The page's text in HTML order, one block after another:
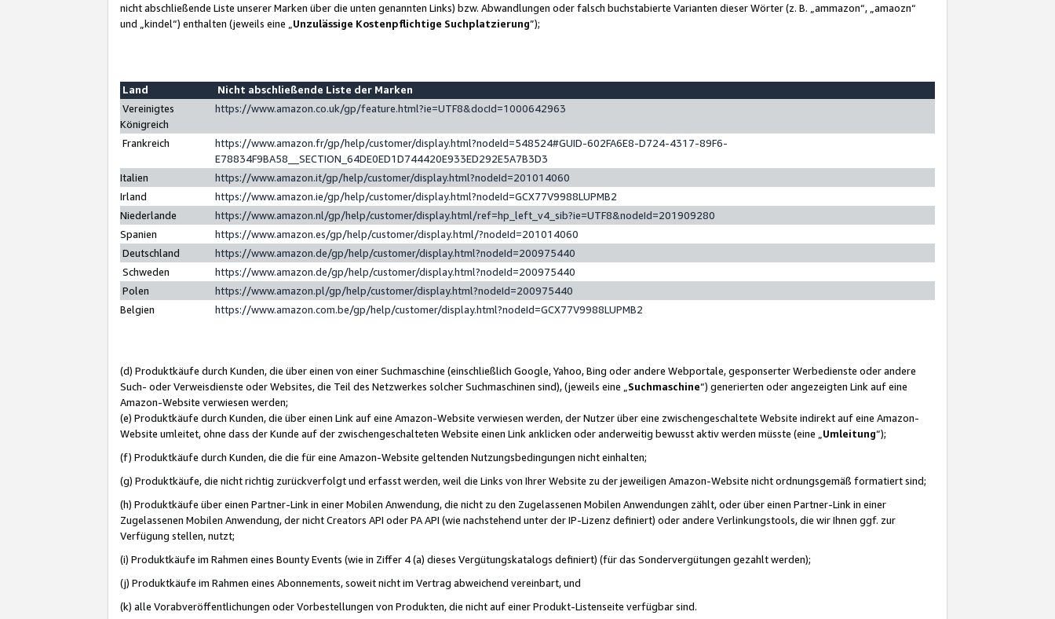
nicht abschließende Liste unserer Marken über die unten genannten Links) bzw. Abwandlungen oder falsch buchstabierte Varianten dieser Wörter (z. B. „ammazon“, „amaozn“
und „kindel“) enthalten (jeweils eine „ Unzulässige Kostenpflichtige Suchplatzierung”);
Land
Nicht abschließende Liste der Marken
Vereinigtes
Königreich
https://www.amazon.co.uk/gp/feature.html?ie=UTF8&docId=1000642963
Frankreich
https://www.amazon.fr/gp/help/customer/display.html?nodeId=548524#GUID-602FA6E8-D724-4317-89F6-
E78834F9BA58__SECTION_64DE0ED1D744420E933ED292E5A7B3D3
Italien
https://www.amazon.it/gp/help/customer/display.html?nodeId=201014060
Irland
https://www.amazon.ie/gp/help/customer/display.html?nodeId=GCX77V9988LUPMB2
Niederlande
https://www.amazon.nl/gp/help/customer/display.html/ref=hp_left_v4_sib?ie=UTF8&nodeId=201909280
Spanien
https://www.amazon.es/gp/help/customer/display.html/?nodeId=201014060
Deutschland
https://www.amazon.de/gp/help/customer/display.html?nodeId=200975440
Schweden
https://www.amazon.de/gp/help/customer/display.html?nodeId=200975440
Polen
https://www.amazon.pl/gp/help/customer/display.html?nodeId=200975440
Belgien
https://www.amazon.com.be/gp/help/customer/display.html?nodeId=GCX77V9988LUPMB2
(d) Produktkäufe durch Kunden, die über einen von einer Suchmaschine (einschließlich Google, Yahoo, Bing oder andere Webportale, gesponserter Werbedienste oder andere
Such- oder Verweisdienste oder Websites, die Teil des Netzwerkes solcher Suchmaschinen sind), (jeweils eine „ Suchmaschine“) generierten oder angezeigten Link auf eine
Amazon-Website verwiesen werden;
(e) Produktkäufe durch Kunden, die über einen Link auf eine Amazon-Website verwiesen werden, der Nutzer über eine zwischengeschaltete Website indirekt auf eine Amazon-
Website umleitet, ohne dass der Kunde auf der zwischengeschalteten Website einen Link anklicken oder anderweitig bewusst aktiv werden müsste (eine „ Umleitung“);
(f) Produktkäufe durch Kunden, die die für eine Amazon-Website geltenden Nutzungsbedingungen nicht einhalten;
(g) Produktkäufe, die nicht richtig zurückverfolgt und erfasst werden, weil die Links von Ihrer Website zu der jeweiligen Amazon-Website nicht ordnungsgemäß formatiert sind;
(h) Produktkäufe über einen Partner-Link in einer Mobilen Anwendung, die nicht zu den Zugelassenen Mobilen Anwendungen zählt, oder über einen Partner-Link in einer
Zugelassenen Mobilen Anwendung, der nicht Creators API oder PA API (wie nachstehend unter der IP-Lizenz definiert) oder andere Verlinkungstools, die wir Ihnen ggf. zur
Verfügung stellen, nutzt;
(i) Produktkäufe im Rahmen eines Bounty Events (wie in Ziffer 4 (a) dieses Vergütungskatalogs definiert) (für das Sondervergütungen gezahlt werden);
(j) Produktkäufe im Rahmen eines Abonnements, soweit nicht im Vertrag abweichend vereinbart, und
(k) alle Vorabveröffentlichungen oder Vorbestellungen von Produkten, die nicht auf einer Produkt-Listenseite verfügbar sind.